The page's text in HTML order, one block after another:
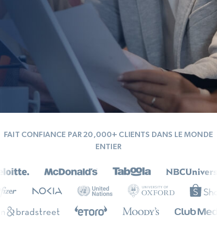
FAIT CONFIANCE PAR 20,000+ CLIENTS DANS LE MONDE
ENTIER